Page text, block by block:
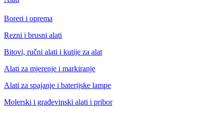
Boreri i oprema
Rezni i brusni alati
Bitovi, ručni alati i kutije za alat
Alati za mjerenje i markiranje
Alati za spajanje i baterijske lampe
Molerski i građevinski alati i pribor